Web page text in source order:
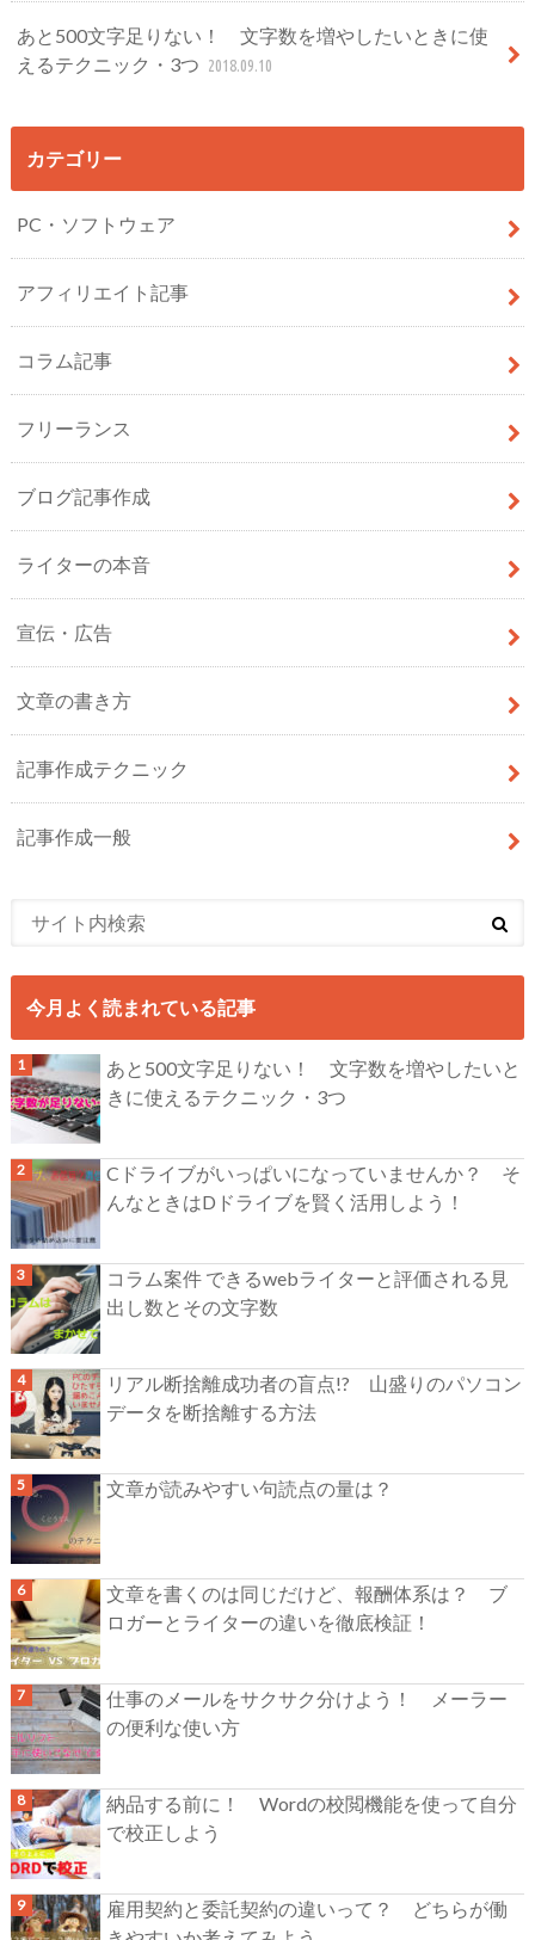
あと500文字足りない！ 文字数を増やしたいときに使
えるテクニック・3つ 2018.09.10
カテゴリー
PC・ソフトウェア
アフィリエイト記事
コラム記事
フリーランス
ブログ記事作成
ライターの本音
宣伝・広告
文章の書き方
記事作成テクニック
記事作成一般
今月よく読まれている記事
あと500文字足りない！ 文字数を増やしたいと
きに使えるテクニック・3つ
Cドライブがいっぱいになっていませんか？ そ
んなときはDドライブを賢く活用しよう！
コラム案件 できるwebライターと評価される見
出し数とその文字数
リアル断捨離成功者の盲点!? 山盛りのパソコン
データを断捨離する方法
文章が読みやすい句読点の量は？
文章を書くのは同じだけど、報酬体系は？ ブ
ロガーとライターの違いを徹底検証！
仕事のメールをサクサク分けよう！ メーラー
の便利な使い方
納品する前に！ Wordの校閲機能を使って自分
で校正しよう
雇用契約と委託契約の違いって？ どちらが働